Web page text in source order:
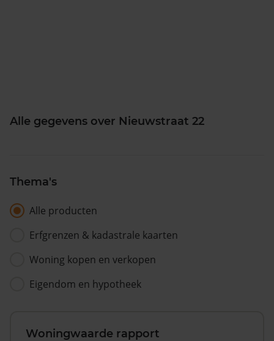
Alle gegevens over Nieuwstraat 22
Thema's
Alle producten
Erfgrenzen & kadastrale kaarten
Woning kopen en verkopen
Eigendom en hypotheek
Woningwaarde rapport